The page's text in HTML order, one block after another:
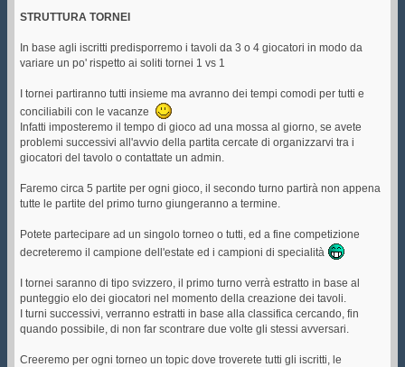
STRUTTURA TORNEI
In base agli iscritti predisporremo i tavoli da 3 o 4 giocatori in modo da
variare un po' rispetto ai soliti tornei 1 vs 1
I tornei partiranno tutti insieme ma avranno dei tempi comodi per tutti e
conciliabili con le vacanze
Infatti imposteremo il tempo di gioco ad una mossa al giorno, se avete
problemi successivi all'avvio della partita cercate di organizzarvi tra i
giocatori del tavolo o contattate un admin.
Faremo circa 5 partite per ogni gioco, il secondo turno partirà non appena
tutte le partite del primo turno giungeranno a termine.
Potete partecipare ad un singolo torneo o tutti, ed a fine competizione
decreteremo il campione dell'estate ed i campioni di specialità
I tornei saranno di tipo svizzero, il primo turno verrà estratto in base al
punteggio elo dei giocatori nel momento della creazione dei tavoli.
I turni successivi, verranno estratti in base alla classifica cercando, fin
quando possibile, di non far scontrare due volte gli stessi avversari.
Creeremo per ogni torneo un topic dove troverete tutti gli iscritti, le